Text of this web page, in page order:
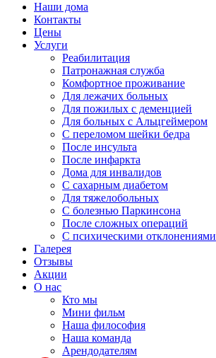
Наши дома
Контакты
Цены
Услуги
Реабилитация
Патронажная служба
Комфортное проживание
Для лежачих больных
Для пожилых с деменцией
Для больных с Альцгеймером
С переломом шейки бедра
После инсульта
После инфаркта
Дома для инвалидов
С сахарным диабетом
Для тяжелобольных
С болезнью Паркинсона
После сложных операций
С психическими отклонениями
Галерея
Отзывы
Акции
О нас
Кто мы
Мини фильм
Наша философия
Наша команда
Арендодателям